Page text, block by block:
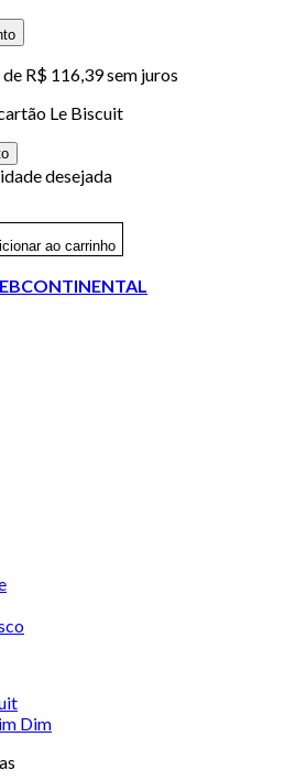
R$ 116,39 sem juros
Le Biscuit
desejada
ao carrinho
Dim